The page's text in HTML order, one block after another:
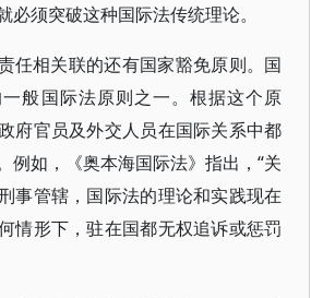
必须突破这种国际法传统理论。
任相关联的还有国家豁免原则。国
般国际法原则之一。根据这个原
府官员及外交人员在国际关系中都
例如，《奥本海国际法》指出，“关
事管辖，国际法的理论和实践现在
情形下，驻在国都无权追诉或惩罚